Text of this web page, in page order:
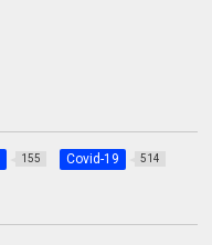
155 Covid-19 514